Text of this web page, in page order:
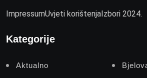
ImpressumUvjeti korištenjaIzbori 2024.
Kategorije
Aktualno